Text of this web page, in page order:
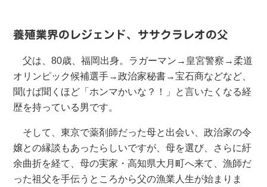
養殖業界のレジェンド、ササクラレオの父
父は、80歳、福岡出身。ラガーマン→皇宮警察→柔道
オリンピック候補選手→政治家秘書→宝石商などなど、
聞けば聞くほど「ホンマかいな？！」と言いたくなる経
歴を持っている男です。
そして、東京で薬剤師だった母と出会い、政治家の令
嬢との縁談もあったらしいですが、母を選び、さらに紆
余曲折を経て、母の実家・高知県大月町へ来て、漁師だ
った祖父を手伝うところから父の漁業人生が始まりま